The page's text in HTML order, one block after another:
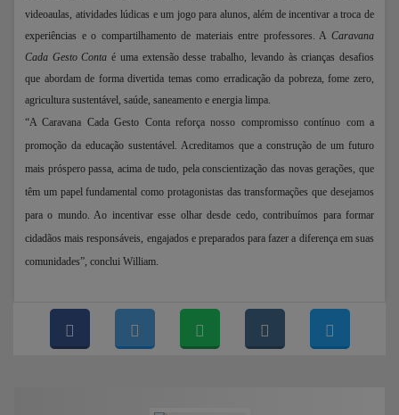
videoaulas, atividades lúdicas e um jogo para alunos, além de incentivar a troca de
experiências e o compartilhamento de materiais entre professores. A Caravana
Cada Gesto Contaé uma extensão desse trabalho, levando às crianças desafios
que abordam de forma divertida temas como erradicação da pobreza, fome zero,
agricultura sustentável, saúde, saneamento e energia limpa.
“A Caravana Cada Gesto Conta reforça nosso compromisso contínuo com a
promoção da educação sustentável. Acreditamos que a construção de um futuro
mais próspero passa, acima de tudo, pela conscientização das novas gerações, que
têm um papel fundamental como protagonistas das transformações que desejamos
para o mundo. Ao incentivar esse olhar desde cedo, contribuímos para formar
cidadãos mais responsáveis, engajados e preparados para fazer a diferença em suas
comunidades”, conclui William.